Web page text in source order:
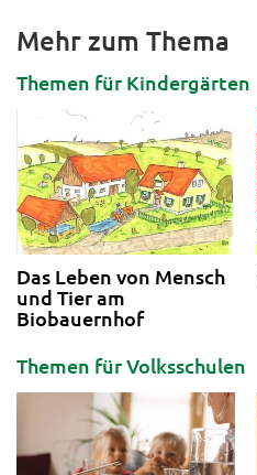
Mehr zum Thema
Themen für Kindergärten
Das Leben von Mensch
und Tier am
Biobauernhof
Themen für Volksschulen